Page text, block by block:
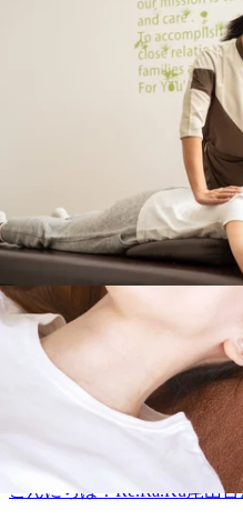
ないように食事はしっかり
注意したいですね。
ちしています！ ★。☆。
☆。★。☆。★．．．【本日
マギワ・キンジョウが出勤
できるお時間がございます
ご予約状況はその都度変化
い。．．．★。☆。★。☆
☆。★．．．『肩甲骨ストレ
入れた整体ファンからも人気
ージとは違うボディケアで、
♪Re.Ra.Ku 尾山台店＃東急
ージファンにも大人気＃肩
トレッチ＃リフレクソロジ
本日もご来店ありがと
本日もたくさんのご来店あ
時30分～ご案内できます。
おります。『肩甲骨ストレ
れた整体ファンからも人気
井町線 ＃尾山台 ＃整体・マ
こり・腰痛 ＃骨盤ストレッ
玉川＃自由が丘＃等々力
8/8（土）本日の空き情
こんにちは！Re.Ra.Ku尾山
休の方も多いでしょうか？
です！暑さ対策をして楽し
店では笑顔で皆様をお待ち
★。☆。★。☆。★。☆。★。
報】本日はナカダ・ソガ・
ります。１3：30からご案内
予約お待ちしております。
ますのでご注意ください
★。☆。★。☆。★。☆。★．
盤ストレッチ』をとり入れ
系ボディケア♪マッサージと
2026.08.08
本日もご来店ありがと
案内☆
本日もたくさんのご来店あ
２時５０分～ご案内できま
しております。『肩甲骨ス
り入れた整体ファンからも
急大井町線 ＃尾山台 ＃整体
気 ＃肩こり・腰痛 ＃骨盤ス
＃二子玉川＃自由が丘＃等々
2026.08.07
8/7（金）本日の空き情
こんにちは！Re.Ra.Ku尾山